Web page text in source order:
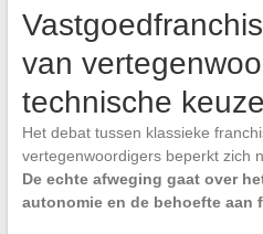
van
technische
Het debat tussen klassieke
vertegenwoordigers beperkt zich
De echte afweging gaat over
autonomie en de behoefte aan